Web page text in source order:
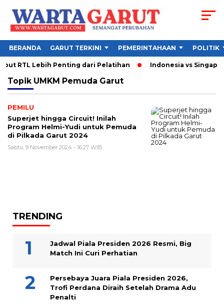
BERANDA GARUT TERKINI PEMERINTAHAAN POLITIK
RTL Lebih Penting dari Pelatihan Indonesia vs
Topik UMKM Pemuda Garut
PEMILU
Superjet hingga Circuit! Inilah
Program Helmi-Yudi untuk Pemuda
di Pilkada Garut 2024
Sabtu, 9 November 2024 - 16:27 WIB
TRENDING
Jadwal Piala Presiden 2026 Resmi, Big
Match Ini Curi Perhatian
Persebaya Juara Piala Presiden 2026,
Trofi Perdana Diraih Setelah Drama Adu
Penalti